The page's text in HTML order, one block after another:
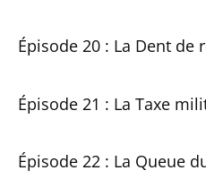
Épisode 20 : La Dent de
Épisode 21 : La Taxe
Épisode 22 : La Queue